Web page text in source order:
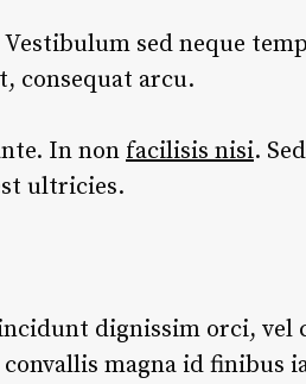
sed neque
consequat arcu.
In non facilisis nisi.
ultricies.
dignissim orci, vel
magna id finibus